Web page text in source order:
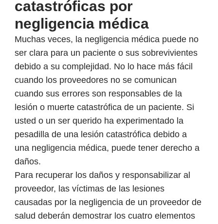
catastróficas por
negligencia médica
Muchas veces, la negligencia médica puede no
ser clara para un paciente o sus sobrevivientes
debido a su complejidad. No lo hace más fácil
cuando los proveedores no se comunican
cuando sus errores son responsables de la
lesión o muerte catastrófica de un paciente. Si
usted o un ser querido ha experimentado la
pesadilla de una lesión catastrófica debido a
una negligencia médica, puede tener derecho a
daños.
Para recuperar los daños y responsabilizar al
proveedor, las víctimas de las lesiones
causadas por la negligencia de un proveedor de
salud deberán demostrar los cuatro elementos